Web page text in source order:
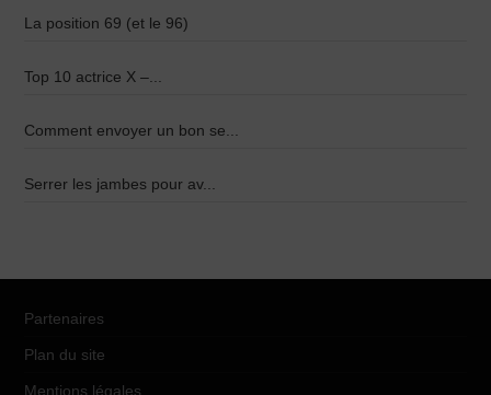
La position 69 (et le 96)
Top 10 actrice X –...
Comment envoyer un bon se...
Serrer les jambes pour av...
Partenaires
Plan du site
Mentions légales